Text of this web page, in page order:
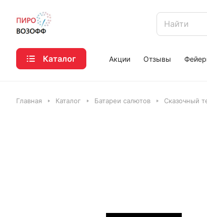
Каталог Акции Отзывы
Главная Каталог Батареи салютов Сказочный